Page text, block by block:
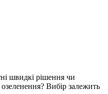
швидкі рішення чи
Вибір залежить